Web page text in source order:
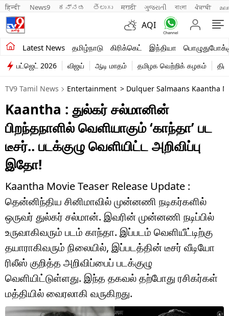
हिन्दी News9 ಕನ್ನಡ తెలుగు मराठी ગુજરાતી বাংলা ਪੰਜਾਬੀ
AQI
Latest News தமிழ்நாடு கிரிக்கெட் இந்தியா
சமீபத்திய செய்திகள்
தமிழ்நாடு
இந்தியா
உலகம்
விளையாட்டு
பொழுதுபோக்கு
லைஃப்ஸ்டைல்
வணிகம்
டெக்னாலஜி
ஆன்மீகம்
வைரல்
ஹெஃல்த்
பட்ஜெட் 2026 விஜய் ஆடி மாதம் தமிழக வெற்றிக் கழகம்
TV9 Tamil News Entertainment > Dulquer Salmaans Kaantha
Kaantha : துல்கர் சல்மானின்
பிறந்தநாளில் வெளியாகும் ‘காந்தா’ பட
டீசர்.. படக்குழு வெளியிட்ட அறிவிப்பு
இதோ!
Kaantha Movie Teaser Release Update :
தென்னிந்திய சினிமாவில் முன்னணி நடிகர்களில்
ஒருவர் துல்கர் சல்மான். இவரின் முன்னணி நடிப்பில்
உருவாகிவரும் படம் காந்தா. இப்படம் வெளியீட்டிற்கு
தயாராகிவரும் நிலையில், இப்படத்தின் டீசர் வீடியோ
ரிலீஸ் குறித்த அறிவிப்பைப் படக்குழு
வெளியிட்டுள்ளது. இந்த தகவல் தற்போது ரசிகர்கள்
மத்தியில் வைரலாகி வருகிறது.